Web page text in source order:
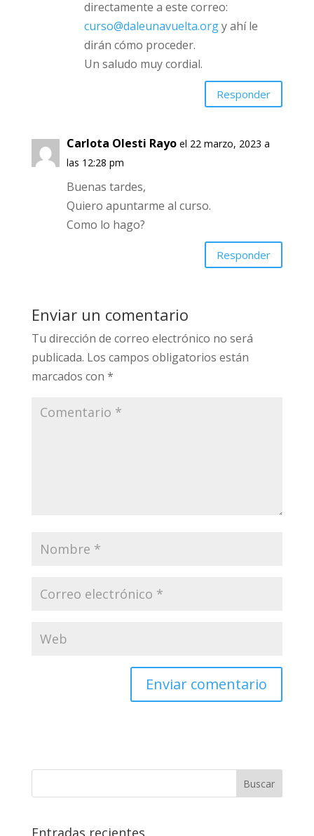
su comentario… Por supuesto,
tenemos varias posibilidades de
beca. Escriba directamente a este
correo:curso@daleunavuelta.org
ahí le dirán cómo proceder.
Buenas tardes,
Quiero apuntarme al curso.
Enviar un comentario
Tu dirección de correo electrónico no será
marcados con*